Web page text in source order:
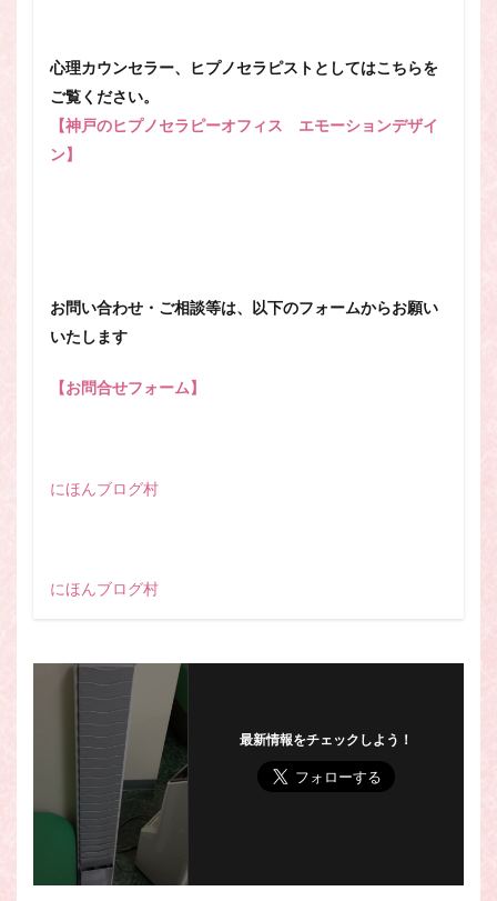
心理カウンセラー、ヒプノセラピストとしてはこちらを
ご覧ください。
【神戸のヒプノセラピーオフィス エモーションデザイ
ン】
お問い合わせ・ご相談等は、以下のフォームからお願い
いたします
【お問合せフォーム】
にほんブログ村
にほんブログ村
最新情報をチェックしよう！